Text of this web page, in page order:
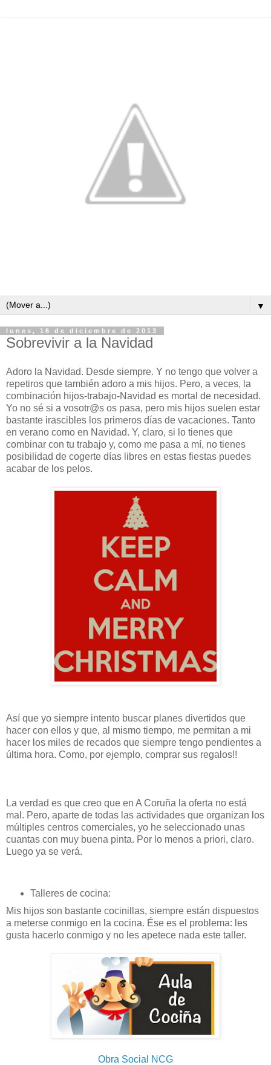
▼
lunes, 16 de diciembre de 2013
Sobrevivir a la Navidad
Adoro la Navidad. Desde siempre. Y no tengo que volver a
repetiros que también adoro a mis hijos. Pero, a veces, la
combinación hijos-trabajo-Navidad es mortal de necesidad.
Yo no sé si a vosotr@s os pasa, pero mis hijos suelen estar
bastante irascibles los primeros días de vacaciones. Tanto
en verano como en Navidad. Y, claro, si lo tienes que
combinar con tu trabajo y, como me pasa a mí, no tienes
posibilidad de cogerte días libres en estas fiestas puedes
acabar de los pelos.
Así que yo siempre intento buscar planes divertidos que
hacer con ellos y que, al mismo tiempo, me permitan a mi
hacer los miles de recados que siempre tengo pendientes a
última hora. Como, por ejemplo, comprar sus regalos!!
La verdad es que creo que en A Coruña la oferta no está
mal. Pero, aparte de todas las actividades que organizan los
múltiples centros comerciales, yo he seleccionado unas
cuantas con muy buena pinta. Por lo menos a priori, claro.
Luego ya se verá.
Talleres de cocina:
Mis hijos son bastante cocinillas, siempre están dispuestos
a meterse conmigo en la cocina. Ése es el problema: les
gusta hacerlo conmigo y no les apetece nada este taller.
Obra Social NCG